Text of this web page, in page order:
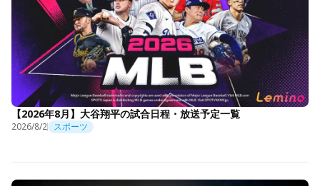
【2026年8月】大谷翔平の試合日程・放送予定一覧
2026/8/2 スポーツ